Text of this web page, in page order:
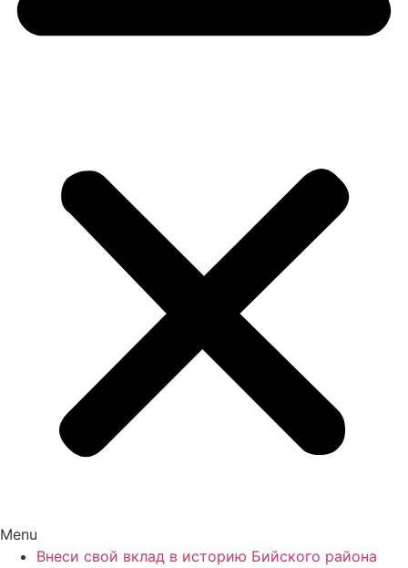
Menu
Внеси свой вклад в историю Бийского района